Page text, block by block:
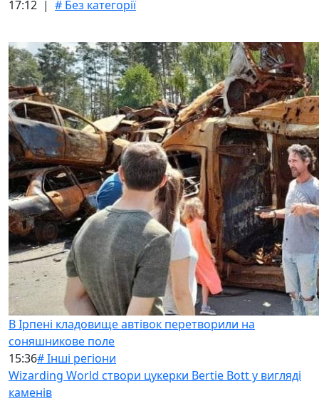
17:12 | # Без категорії
В Ірпені кладовище автівок перетворили на
соняшникове поле
15:36# Інші регіони
Wizarding World створи цукерки Bertie Bott у вигляді
каменів